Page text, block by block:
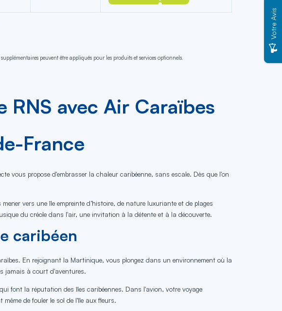
peuvent être appliqués pour les produits et services optionnels.
RNS avec Air Caraïbes
France
vous propose d'embrasser la chaleur caribéenne, sans escale. Dès que l'on
vers une île empreinte d’histoire, de nature luxuriante et de plages
du créole dans l'air, une invitation à la détente et à la découverte.
caribéen
En rejoignant la Martinique, vous plongez dans un environnement où la
jamais à court d'aventures.
font la réputation des îles caribéennes. Dans l'avion, votre voyage
de fouler le sol de l'île aux fleurs.
Votre Avis